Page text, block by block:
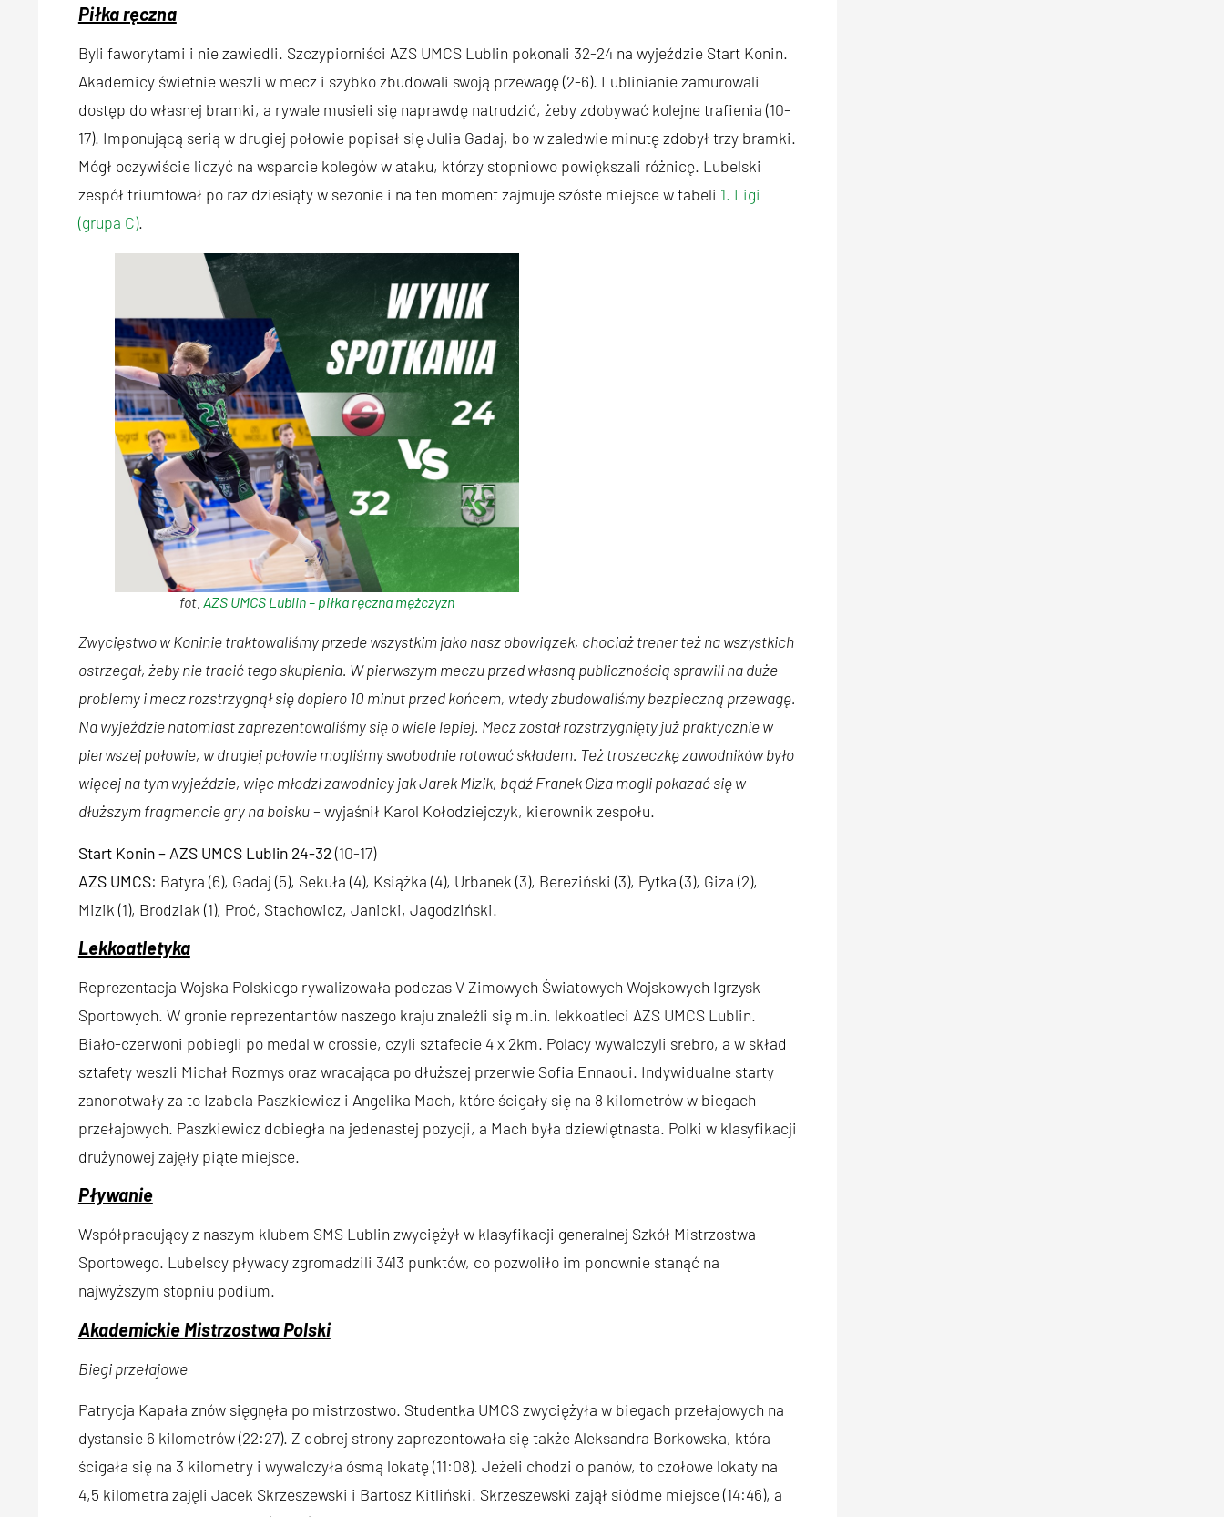
Piłka ręczna
Byli faworytami i nie zawiedli. Szczypiorniści AZS UMCS Lublin pokonali 32-24 na wyjeździe Start Konin.
Akademicy świetnie weszli w mecz i szybko zbudowali swoją przewagę (2-6). Lublinianie zamurowali
dostęp do własnej bramki, a rywale musieli się naprawdę natrudzić, żeby zdobywać kolejne trafienia (10-
17). Imponującą serią w drugiej połowie popisał się Julia Gadaj, bo w zaledwie minutę zdobył trzy bramki.
Mógł oczywiście liczyć na wsparcie kolegów w ataku, którzy stopniowo powiększali różnicę. Lubelski
zespół triumfował po raz dziesiąty w sezonie i na ten moment zajmuje szóste miejsce w tabeli 1. Ligi
(grupa C).
fot. AZS UMCS Lublin – piłka ręczna mężczyzn
Zwycięstwo w Koninie traktowaliśmy przede wszystkim jako nasz obowiązek, chociaż trener też na wszystkich
ostrzegał, żeby nie tracić tego skupienia. W pierwszym meczu przed własną publicznością sprawili na duże
problemy i mecz rozstrzygnął się dopiero 10 minut przed końcem, wtedy zbudowaliśmy bezpieczną przewagę.
Na wyjeździe natomiast zaprezentowaliśmy się o wiele lepiej. Mecz został rozstrzygnięty już praktycznie w
pierwszej połowie, w drugiej połowie mogliśmy swobodnie rotować składem. Też troszeczkę zawodników było
więcej na tym wyjeździe, więc młodzi zawodnicy jak Jarek Mizik, bądź Franek Giza mogli pokazać się w
dłuższym fragmencie gry na boisku– wyjaśnił Karol Kołodziejczyk, kierownik zespołu.
Start Konin – AZS UMCS Lublin 24-32(10-17)
AZS UMCS: Batyra (6), Gadaj (5), Sekuła (4), Książka (4), Urbanek (3), Bereziński (3), Pytka (3), Giza (2),
Mizik (1), Brodziak (1), Proć, Stachowicz, Janicki, Jagodziński.
Lekkoatletyka
Reprezentacja Wojska Polskiego rywalizowała podczas V Zimowych Światowych Wojskowych Igrzysk
Sportowych. W gronie reprezentantów naszego kraju znaleźli się m.in. lekkoatleci AZS UMCS Lublin.
Biało-czerwoni pobiegli po medal w crossie, czyli sztafecie 4 x 2km. Polacy wywalczyli srebro, a w skład
sztafety weszli Michał Rozmys oraz wracająca po dłuższej przerwie Sofia Ennaoui. Indywidualne starty
zanonotwały za to Izabela Paszkiewicz i Angelika Mach, które ścigały się na 8 kilometrów w biegach
przełajowych. Paszkiewicz dobiegła na jedenastej pozycji, a Mach była dziewiętnasta. Polki w klasyfikacji
drużynowej zajęły piąte miejsce.
Pływanie
Współpracujący z naszym klubem SMS Lublin zwyciężył w klasyfikacji generalnej Szkół Mistrzostwa
Sportowego. Lubelscy pływacy zgromadzili 3413 punktów, co pozwoliło im ponownie stanąć na
najwyższym stopniu podium.
Akademickie Mistrzostwa Polski
Biegi przełajowe
Patrycja Kapała znów sięgnęła po mistrzostwo. Studentka UMCS zwyciężyła w biegach przełajowych na
dystansie 6 kilometrów (22:27). Z dobrej strony zaprezentowała się także Aleksandra Borkowska, która
ścigała się na 3 kilometry i wywalczyła ósmą lokatę (11:08). Jeżeli chodzi o panów, to czołowe lokaty na
4,5 kilometra zajęli Jacek Skrzeszewski i Bartosz Kitliński. Skrzeszewski zajął siódme miejsce (14:46), a